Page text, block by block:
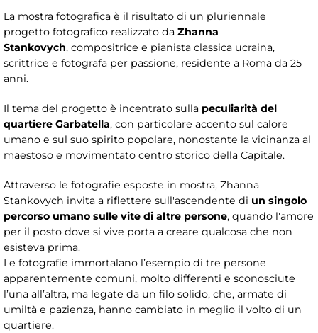
La mostra fotografica è il risultato di un pluriennale
progetto fotografico realizzato da Zhanna
Stankovych, compositrice e pianista classica ucraina,
scrittrice e fotografa per passione, residente a Roma da 25
anni.
Il tema del progetto è incentrato sulla peculiarità del
quartiere Garbatella, con particolare accento sul calore
umano e sul suo spirito popolare, nonostante la vicinanza al
maestoso e movimentato centro storico della Capitale.
Attraverso le fotografie esposte in mostra, Zhanna
Stankovych invita a riflettere sull'ascendente di un singolo
percorso umano sulle vite di altre persone, quando l'amore
per il posto dove si vive porta a creare qualcosa che non
esisteva prima.
Le fotografie immortalano l’esempio di tre persone
apparentemente comuni, molto differenti e sconosciute
l’una all’altra, ma legate da un filo solido, che, armate di
umiltà e pazienza, hanno cambiato in meglio il volto di un
quartiere.